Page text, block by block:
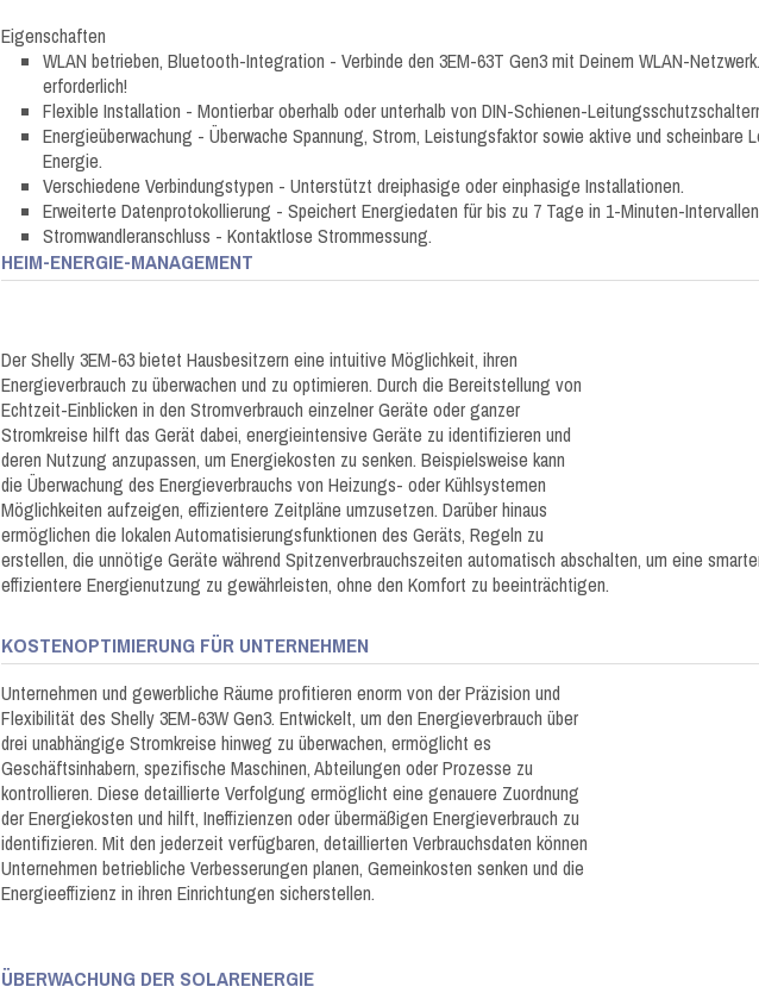
Eigenschaften
WLAN betrieben, Bluetooth-Integration - Verbinde den 3EM-63T Gen3 mit Deinem WLAN-
erforderlich!
Flexible Installation - Montierbar oberhalb oder unterhalb von DIN-Schienen-
Energieüberwachung - Überwache Spannung, Strom, Leistungsfaktor sowie aktive und scheinbare
Energie.
Verschiedene Verbindungstypen - Unterstützt dreiphasige oder einphasige Installationen.
Erweiterte Datenprotokollierung - Speichert Energiedaten für bis zu 7 Tage in 1-Minuten-
Stromwandleranschluss - Kontaktlose Strommessung.
HEIM-ENERGIE-MANAGEMENT
Der Shelly 3EM-63 bietet Hausbesitzern eine intuitive Möglichkeit, ihren
Energieverbrauch zu überwachen und zu optimieren. Durch die Bereitstellung von
Echtzeit-Einblicken in den Stromverbrauch einzelner Geräte oder ganzer
Stromkreise hilft das Gerät dabei, energieintensive Geräte zu identifizieren und
deren Nutzung anzupassen, um Energiekosten zu senken. Beispielsweise kann
die Überwachung des Energieverbrauchs von Heizungs- oder Kühlsystemen
Möglichkeiten aufzeigen, effizientere Zeitpläne umzusetzen. Darüber hinaus
ermöglichen die lokalen Automatisierungsfunktionen des Geräts, Regeln zu
erstellen, die unnötige Geräte während Spitzenverbrauchszeiten automatisch abschalten, um eine
effizientere Energienutzung zu gewährleisten, ohne den Komfort zu beeinträchtigen.
KOSTENOPTIMIERUNG FÜR UNTERNEHMEN
Unternehmen und gewerbliche Räume profitieren enorm von der Präzision und
Flexibilität des Shelly 3EM-63W Gen3. Entwickelt, um den Energieverbrauch über
drei unabhängige Stromkreise hinweg zu überwachen, ermöglicht es
Geschäftsinhabern, spezifische Maschinen, Abteilungen oder Prozesse zu
kontrollieren. Diese detaillierte Verfolgung ermöglicht eine genauere Zuordnung
der Energiekosten und hilft, Ineffizienzen oder übermäßigen Energieverbrauch zu
identifizieren. Mit den jederzeit verfügbaren, detaillierten Verbrauchsdaten können
Unternehmen betriebliche Verbesserungen planen, Gemeinkosten senken und die
Energieeffizienz in ihren Einrichtungen sicherstellen.
ÜBERWACHUNG DER SOLARENERGIE